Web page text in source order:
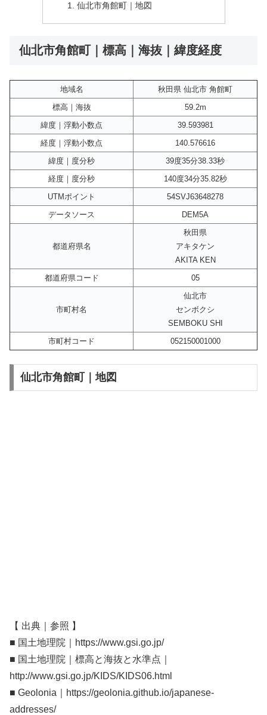
仙北市角館町｜地図
仙北市角館町｜標高｜海抜｜緯度経度
地域名
秋田県 仙北市 角館町
標高｜海抜
59.2m
緯度｜浮動小数点
39.593981
経度｜浮動小数点
140.576616
緯度｜度分秒
39度35分38.33秒
経度｜度分秒
140度34分35.82秒
UTMポイント
54SVJ63648278
データソース
DEM5A
都道府県名
秋田県
アキタケン
AKITA KEN
都道府県コード
05
市町村名
仙北市
センボクシ
SEMBOKU SHI
市町村コード
052150001000
仙北市角館町｜地図
【 出典｜参照 】
■ 国土地理院｜https://www.gsi.go.jp/
■ 国土地理院｜標高と海抜と水準点｜
http://www.gsi.go.jp/KIDS/KIDS06.html
■ Geolonia｜https://geolonia.github.io/japanese-
addresses/